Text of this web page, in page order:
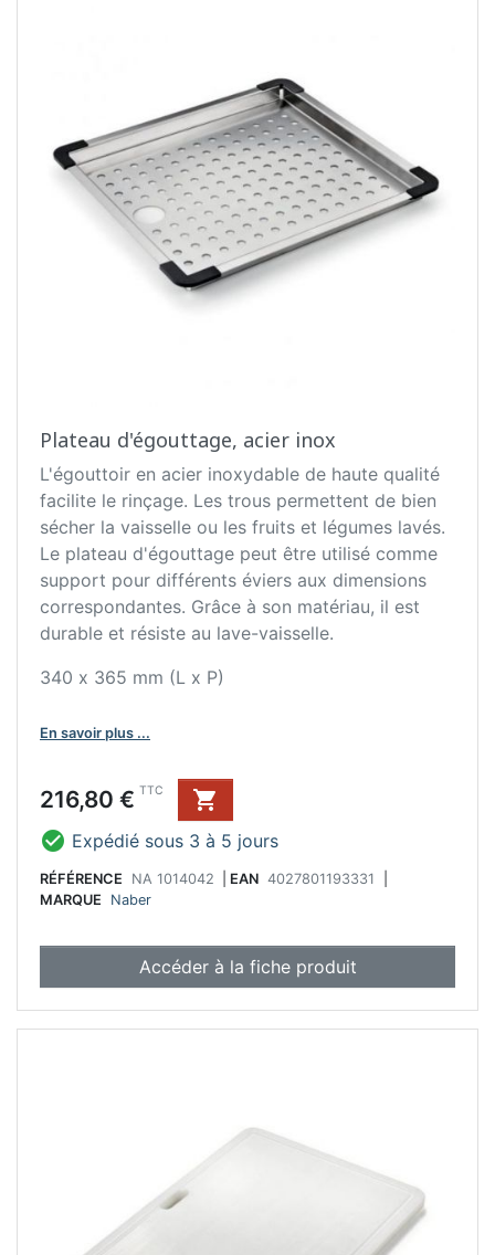
Plateau d'égouttage, acier inox
L'égouttoir en acier inoxydable de haute qualité
facilite le rinçage. Les trous permettent de bien
sécher la vaisselle ou les fruits et légumes lavés.
Le plateau d'égouttage peut être utilisé comme
support pour différents éviers aux dimensions
correspondantes. Grâce à son matériau, il est
durable et résiste au lave-vaisselle.
340 x 365 mm (L x P)
En savoir plus ...
Prix
216,80 € TTC

 Expédié sous 3 à 5 jours
RÉFÉRENCE NA 1014042 EAN 4027801193331
MARQUE
Naber
Accéder à la fiche produit